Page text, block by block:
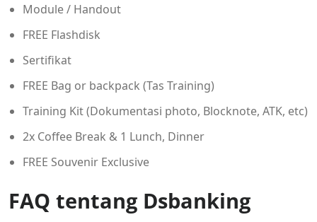
Module / Handout
FREE Flashdisk
Sertifikat
FREE Bag or backpack (Tas Training)
Training Kit (Dokumentasi photo, Blocknote, ATK, etc)
2x Coffee Break & 1 Lunch, Dinner
FREE Souvenir Exclusive
FAQ tentang Dsbanking